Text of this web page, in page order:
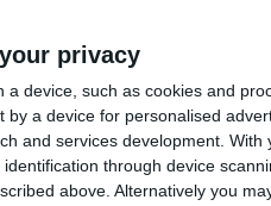
privacy
device, such as cookies and
a device for personalised
and services development. With
through device
above. Alternatively you
poate fi obținut este de două,
a anunțat cele 14 candidaturi
de vot a candidaților la